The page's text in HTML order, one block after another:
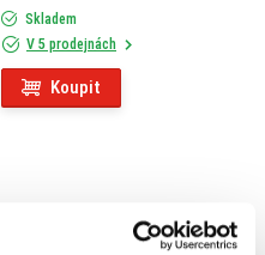
Skladem
V 5 prodejnách
Koupit